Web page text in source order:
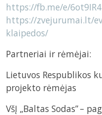
https://fb.me/e/
https://zvejurumai.lt/
klaipedos/
Partneriai ir rėmėjai:
Lietuvos Respublikos
projekto rėmėjas
VšĮ „Baltas Sodas” –